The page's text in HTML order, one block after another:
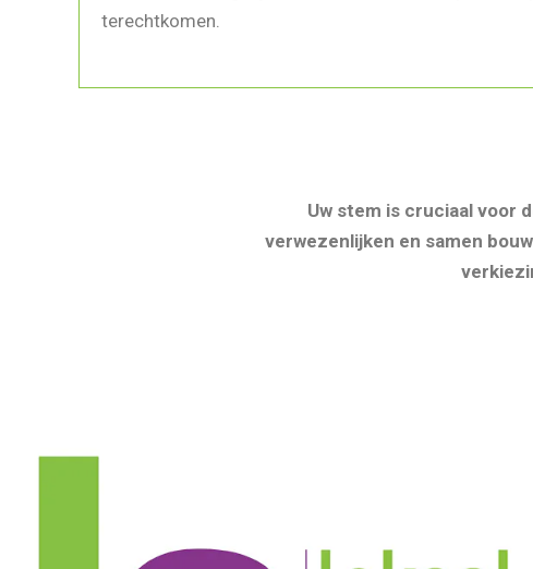
terechtkomen.
Uw stem is cruciaal voor
verwezenlijken en samen